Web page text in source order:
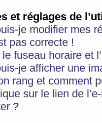
et réglages de
je modifier mes
pas correcte !
le fuseau horaire et
je afficher une
rang et comment
sur le lien de
?